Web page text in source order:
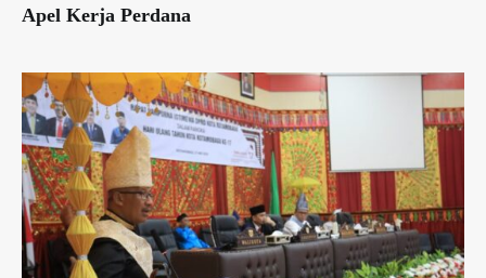
Apel Kerja Perdana